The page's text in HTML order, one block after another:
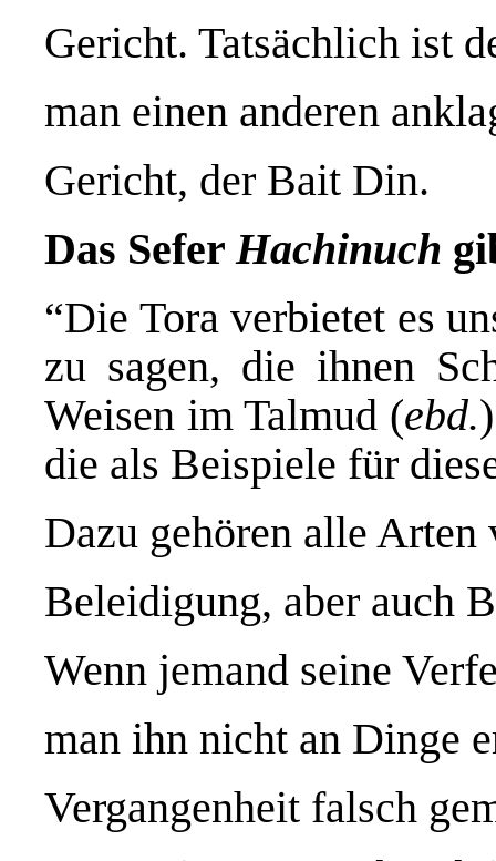
Gericht. Tatsächlich ist
man einen anderen
Gericht, der Bait Din.
Das Sefer Hachinuch
“Die Tora verbietet es
zu sagen, die ihnen
Weisen im Talmud (ebd.
die als Beispiele für
Dazu gehören alle
Beleidigung, aber auch
Wenn jemand seine
man ihn nicht an Dinge
Vergangenheit falsch